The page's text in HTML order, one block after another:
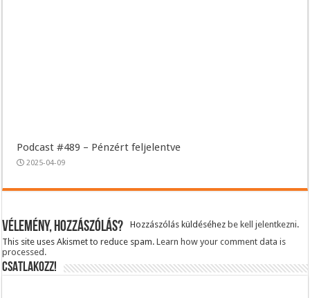
Podcast #489 – Pénzért feljelentve
2025-04-09
Vélemény, hozzászólás? Hozzászólás küldéséhezbe kell jelentkezni.
This site uses Akismet to reduce spam.Learn how your comment data is
processed.
CSATLAKOZZ!